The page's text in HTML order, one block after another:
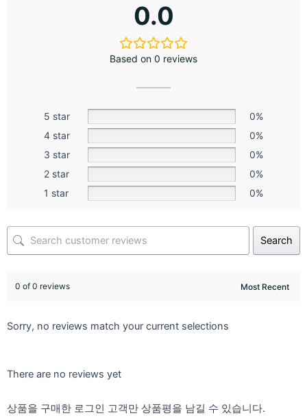
0.0
Based on 0 reviews
5 star
0%
4 star
0%
3 star
0%
2 star
0%
1 star
0%
Search
0 of 0 reviews
Sorry, no reviews match your current selections
There are no reviews yet
상품을 구매한 로그인 고객만 상품평을 남길 수 있습니다.